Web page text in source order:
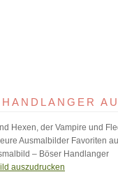
Hexen, der Vampire und
Ausmalbilder Favoriten
– Böser Handlanger
auszudrucken